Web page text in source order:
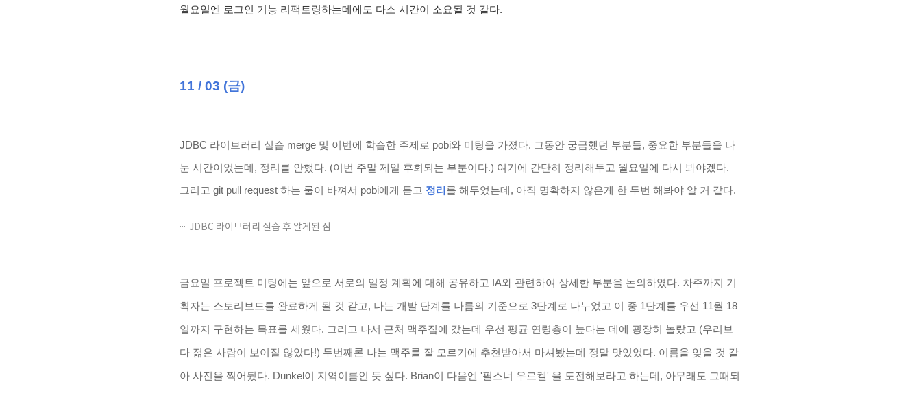
월요일엔 로그인 기능 리팩토링하는데에도 다소 시간이 소요될 것 같다.
11 / 03 (금)
JDBC 라이브러리 실습 merge 및 이번에 학습한 주제로 pobi와 미팅을 가졌다. 그동안 궁금했던 부분들, 중요한 부분들을 나
눈 시간이었는데, 정리를 안했다. (이번 주말 제일 후회되는 부분이다.) 여기에 간단히 정리해두고 월요일에 다시 봐야겠다.
그리고 git pull request 하는 룰이 바껴서 pobi에게 듣고 정리 를 해두었는데, 아직 명확하지 않은게 한 두번 해봐야 알 거 같다.
JDBC 라이브러리 실습 후 알게된 점
금요일 프로젝트 미팅에는 앞으로 서로의 일정 계획에 대해 공유하고 IA와 관련하여 상세한 부분을 논의하였다. 차주까지 기
획자는 스토리보드를 완료하게 될 것 같고, 나는 개발 단계를 나름의 기준으로 3단계로 나누었고 이 중 1단계를 우선 11월 18
일까지 구현하는 목표를 세웠다. 그리고 나서 근처 맥주집에 갔는데 우선 평균 연령층이 높다는 데에 굉장히 놀랐고 (우리보
다 젊은 사람이 보이질 않았다!) 두번째론 나는 맥주를 잘 모르기에 추천받아서 마셔봤는데 정말 맛있었다. 이름을 잊을 것 같
아 사진을 찍어뒀다. Dunkel이 지역이름인 듯 싶다. Brian이 다음엔 '필스너 우르켈' 을 도전해보라고 하는데, 아무래도 그때되